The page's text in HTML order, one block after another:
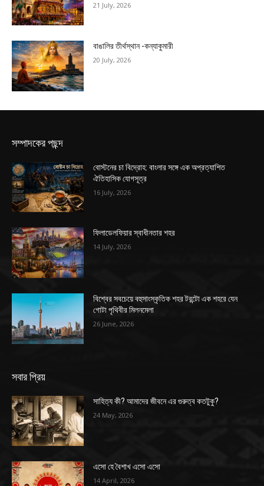
21 July, 2026
বাঙালির তীর্থস্থান -কন্যাকুমারী
20 July, 2026
সম্পাদকের পছন্দ
বোস্টনের চা বিদ্রোহ: বাংলার সঙ্গে এক অপ্রত্যাশিত
ঐতিহাসিক যোগসূত্র
16 July, 2026
ফিলাডেলফিয়ার স্বাধীনতার শহর
14 July, 2026
বিশ্বের সবচেয়ে বহুসাংস্কৃতিক শহর টরন্টো এক শহরে যেন
গোটা পৃথিবীর মিলনমেলা
26 June, 2026
সবার প্রিয়
সাহিত্য কী? আমাদের জীবনে এর গুরুত্ব কতটুকু?
24 May, 2026
এসো হে বৈশাখ এসো এসো
14 April, 2026